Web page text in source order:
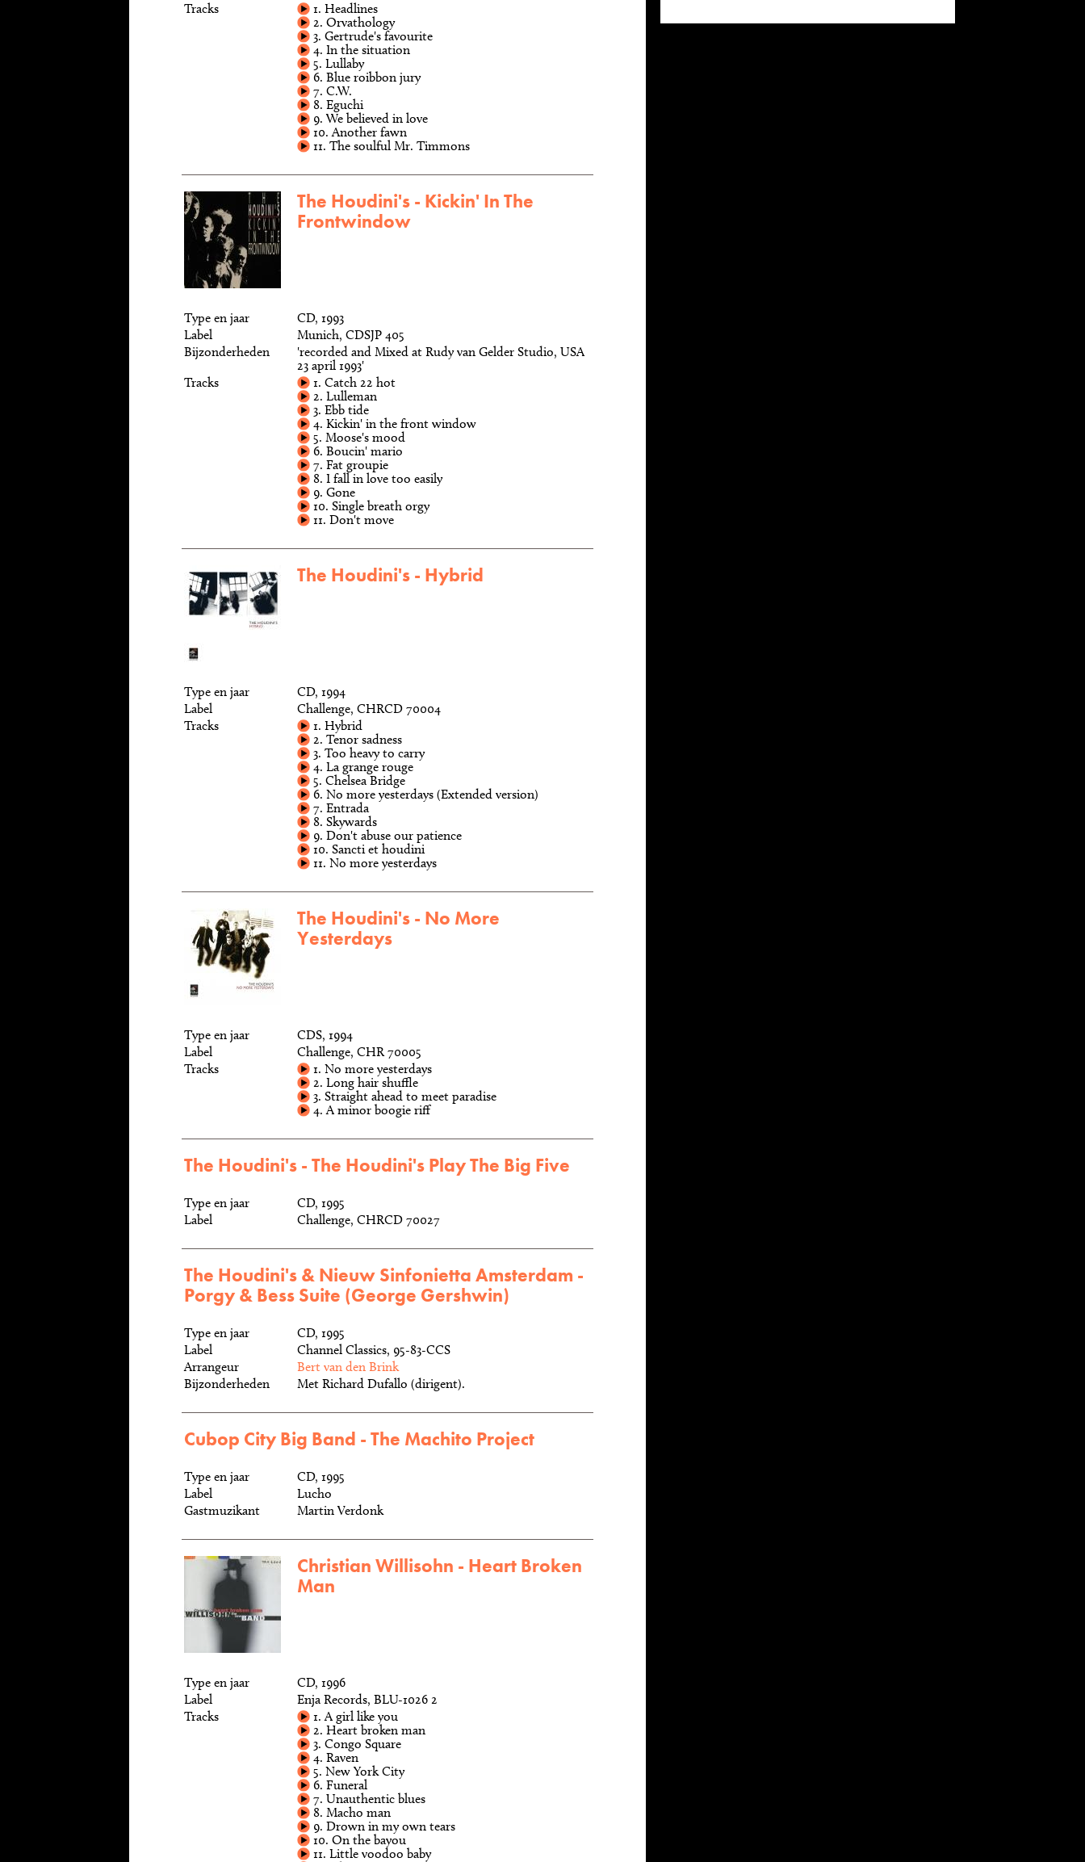
Tracks
1. Headlines
2. Orvathology
3. Gertrude's favourite
4. In the situation
5. Lullaby
6. Blue roibbon jury
7. C.W.
8. Eguchi
9. We believed in love
10. Another fawn
11. The soulful Mr. Timmons
The Houdini's - Kickin' In The
Frontwindow
Type en jaar
CD, 1993
Label
Munich, CDSJP 405
Bijzonderheden
'recorded and Mixed at Rudy van Gelder Studio, USA
23 april 1993'
Tracks
1. Catch 22 hot
2. Lulleman
3. Ebb tide
4. Kickin' in the front window
5. Moose's mood
6. Boucin' mario
7. Fat groupie
8. I fall in love too easily
9. Gone
10. Single breath orgy
11. Don't move
The Houdini's - Hybrid
Type en jaar
CD, 1994
Label
Challenge, CHRCD 70004
Tracks
1. Hybrid
2. Tenor sadness
3. Too heavy to carry
4. La grange rouge
5. Chelsea Bridge
6. No more yesterdays (Extended version)
7. Entrada
8. Skywards
9. Don't abuse our patience
10. Sancti et houdini
11. No more yesterdays
The Houdini's - No More
Yesterdays
Type en jaar
CDS, 1994
Label
Challenge, CHR 70005
Tracks
1. No more yesterdays
2. Long hair shuffle
3. Straight ahead to meet paradise
4. A minor boogie riff
The Houdini's - The Houdini's Play The Big Five
Type en jaar
CD, 1995
Label
Challenge, CHRCD 70027
The Houdini's & Nieuw Sinfonietta Amsterdam -
Porgy & Bess Suite (George Gershwin)
Type en jaar
CD, 1995
Label
Channel Classics, 95-83-CCS
Arrangeur
Bert van den Brink
Bijzonderheden
Met Richard Dufallo (dirigent).
Cubop City Big Band - The Machito Project
Type en jaar
CD, 1995
Label
Lucho
Gastmuzikant
Martin Verdonk
Christian Willisohn - Heart Broken
Man
Type en jaar
CD, 1996
Label
Enja Records, BLU-1026 2
Tracks
1. A girl like you
2. Heart broken man
3. Congo Square
4. Raven
5. New York City
6. Funeral
7. Unauthentic blues
8. Macho man
9. Drown in my own tears
10. On the bayou
11. Little voodoo baby